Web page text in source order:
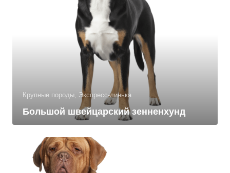
Крупные породы, Экспресс-линька
Большой швейцарский зенненхунд